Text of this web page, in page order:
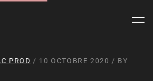
PROD / 10 OCTOBRE 2020 / BY